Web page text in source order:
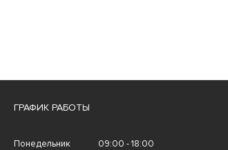
ГРАФИК РАБОТЫ
Понедельник 09:00 - 18:00